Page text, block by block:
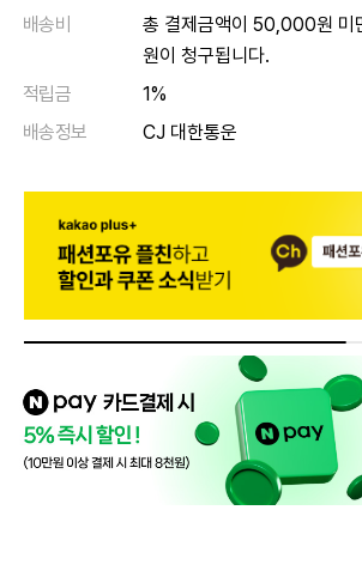
배송비
총 결제금액이 50,000원 미
원이 청구됩니다.
적립금
1%
배송정보
CJ 대한통운